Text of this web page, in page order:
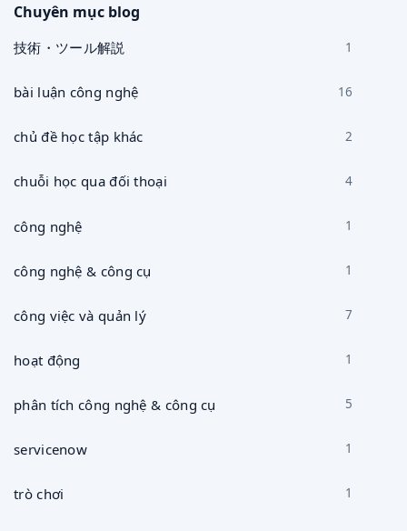
Chuyên mục blog
技術・ツール解説 1
bài luận công nghệ 16
chủ đề học tập khác 2
chuỗi học qua đối thoại 4
công nghệ 1
công nghệ & công cụ 1
công việc và quản lý 7
hoạt động 1
phân tích công nghệ & công cụ 5
servicenow 1
trò chơi 1